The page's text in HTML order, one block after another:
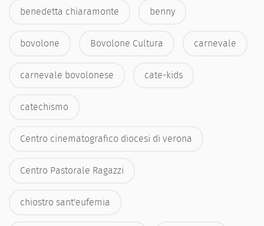
benedetta chiaramonte benny
bovolone Bovolone Cultura carnevale
carnevale bovolonese cate-kids
catechismo
Centro cinematografico diocesi di verona
Centro Pastorale Ragazzi
chiostro sant'eufemia